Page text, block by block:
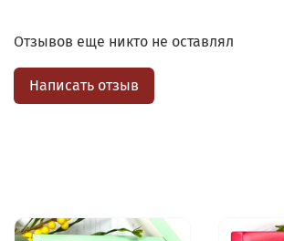
Отзывов еще никто не оставлял
Написать отзыв